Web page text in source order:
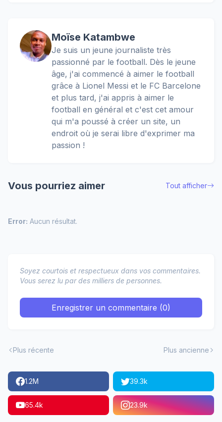
Moïse Katambwe
Je suis un jeune journaliste très
passionné par le football. Dès le jeune
âge, j'ai commencé à aimer le football
grâce à Lionel Messi et le FC Barcelone
et plus tard, j'ai appris à aimer le
football en général et c'est cet amour
qui m'a poussé à créer un site, un
endroit où je serai libre d'exprimer ma
passion !
Vous pourriez aimer Tout afficher
Error: Aucun résultat.
Soyez courtois et respectueux dans vos commentaires.
Vous serez lu par des milliers de personnes.
Enregistrer un commentaire (0)
Plus récente Plus ancienne
1.2M 39.3k
65.4k 23.9k